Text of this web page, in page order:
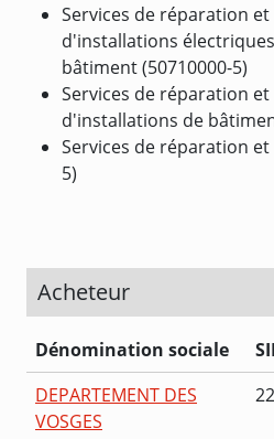
Services de réparation
d'installations
bâtiment (50710000-5)
Services de réparation
d'installations de
Services de réparation
5)
Acheteur
Dénomination sociale
DEPARTEMENT DES
VOSGES